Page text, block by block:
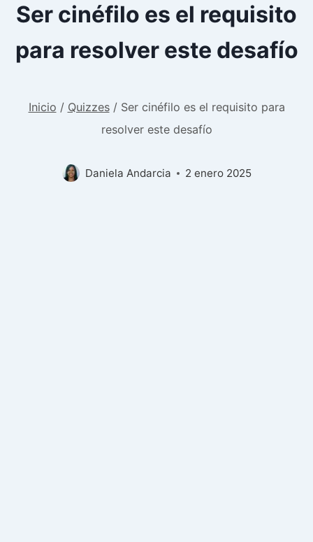
Ser cinéfilo es el requisito
para resolver este desafío
Inicio / Quizzes / Ser cinéfilo es el requisito para
resolver este desafío
Daniela Andarcia 2 enero 2025